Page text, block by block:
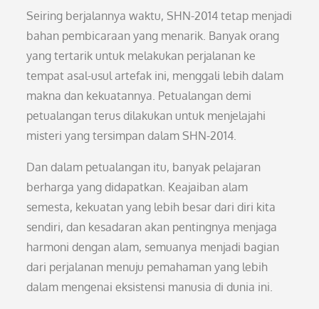
Seiring berjalannya waktu, SHN-2014 tetap menjadi
bahan pembicaraan yang menarik. Banyak orang
yang tertarik untuk melakukan perjalanan ke
tempat asal-usul artefak ini, menggali lebih dalam
makna dan kekuatannya. Petualangan demi
petualangan terus dilakukan untuk menjelajahi
misteri yang tersimpan dalam SHN-2014.
Dan dalam petualangan itu, banyak pelajaran
berharga yang didapatkan. Keajaiban alam
semesta, kekuatan yang lebih besar dari diri kita
sendiri, dan kesadaran akan pentingnya menjaga
harmoni dengan alam, semuanya menjadi bagian
dari perjalanan menuju pemahaman yang lebih
dalam mengenai eksistensi manusia di dunia ini.